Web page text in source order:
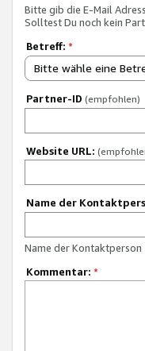
Bitte gib die E-Mail
Solltest Du noch kein
Betreff: *
Bitte wähle eine
Partner-ID (empfohlen)
Website URL:
Name der
Name der Kontaktperson
Kommentar: *